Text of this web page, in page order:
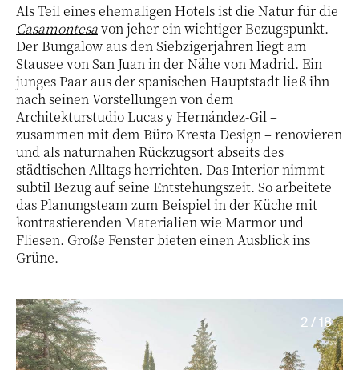
Als Teil eines ehemaligen Hotels ist die Natur für die
Casamontesavon jeher ein wichtiger Bezugspunkt.
Der Bungalow aus den Siebzigerjahren liegt am
Stausee von San Juan in der Nähe von Madrid. Ein
junges Paar aus der spanischen Hauptstadt ließ ihn
nach seinen Vorstellungen von dem
Architekturstudio Lucas y Hernández-Gil –
zusammen mit dem Büro Kresta Design – renovieren
und als naturnahen Rückzugsort abseits des
städtischen Alltags herrichten. Das Interior nimmt
subtil Bezug auf seine Entstehungszeit. So arbeitete
das Planungsteam zum Beispiel in der Küche mit
kontrastierenden Materialien wie Marmor und
Fliesen. Große Fenster bieten einen Ausblick ins
Grüne.
2 / 18